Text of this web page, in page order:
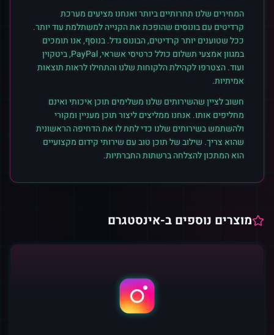
המחירים שלנו תחרותיים ביותר ואנחנו מציעים מערכת
קרדיטים עם בונוסים שהופכת את הקנייה למשתלמת עוד יותר.
ככל שטוענים יותר קרדיטים, הבונוס גדל. בנוסף, אנו תומכים
במגוון אמצעי תשלום כולל כרטיסי אשראי, PayPal, ביטקוין
ועוד. הצטרפו לקהילת הלקוחות שלנו והתחילו לראות תוצאות
אמיתיות.
חשוב לציין שהשירותים שלנו משלימים תוכן איכותי ואינם
מחליפים אותו. אנחנו ממליצים ליצור תוכן מעניין ומקורי
ולהשתמש בשירותים שלנו כדי לתת לו את הדחיפה הראשונית
שהוא צריך. שילוב של תוכן טוב עם שירותי קידום מקצועיים
הוא המתכון להצלחה ברשתות החברתיות.
מוצרים נוספים ב-אינסטגרם